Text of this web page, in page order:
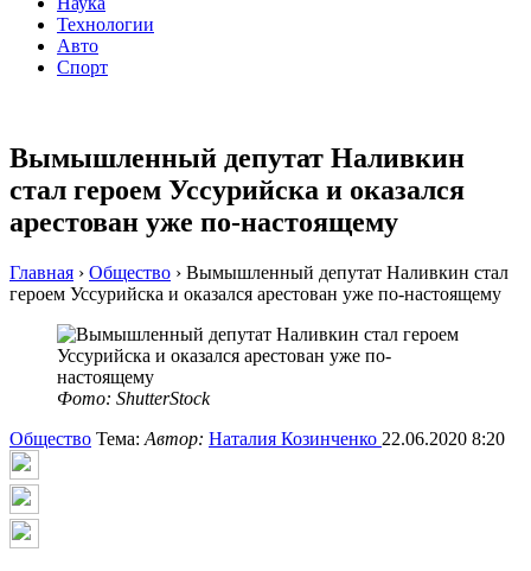
Технологии
Авто
Спорт
Вымышленный депутат Наливкин
стал героем Уссурийска и оказался
арестован уже по-настоящему
Главная › Общество › Вымышленный депутат Наливкин стал
героем Уссурийска и оказался арестован уже по-настоящему
Фото: ShutterStock
Общество Тема: Автор: Наталия Козинченко 22.06.2020 8:20